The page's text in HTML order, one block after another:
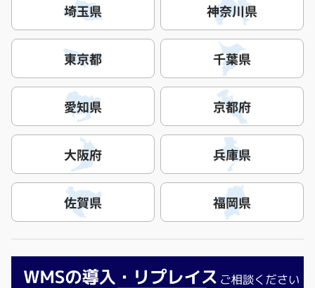
埼玉県 神奈川県
東京都 千葉県
愛知県 京都府
大阪府 兵庫県
佐賀県 福岡県